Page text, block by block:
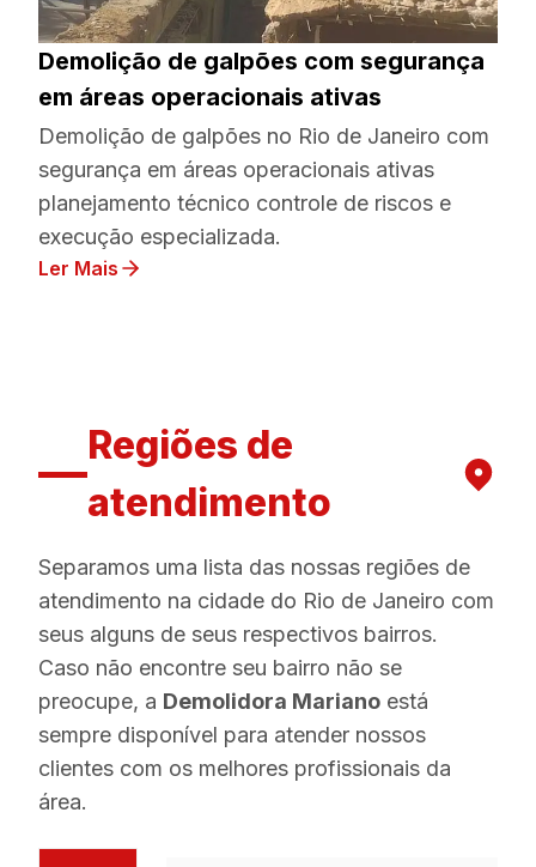
Demolição de galpões com segurança
em áreas operacionais ativas
Demolição de galpões no Rio de Janeiro com
segurança em áreas operacionais ativas
planejamento técnico controle de riscos e
execução especializada.
Ler Mais
Regiões de
atendimento
Separamos uma lista das nossas regiões de
atendimento na cidade do Rio de Janeiro com
seus alguns de seus respectivos bairros.
Caso não encontre seu bairro não se
preocupe, a Demolidora Mariano está
sempre disponível para atender nossos
clientes com os melhores profissionais da
área.